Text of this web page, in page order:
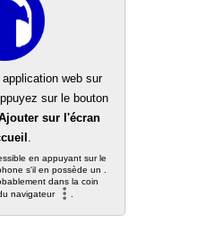
to top